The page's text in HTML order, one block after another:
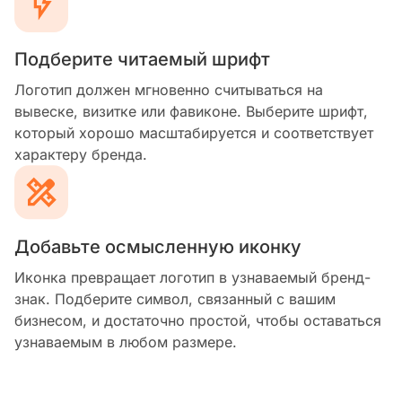
Подберите читаемый шрифт
Логотип должен мгновенно считываться на
вывеске, визитке или фавиконе. Выберите шрифт,
который хорошо масштабируется и соответствует
характеру бренда.
Добавьте осмысленную иконку
Иконка превращает логотип в узнаваемый бренд-
знак. Подберите символ, связанный с вашим
бизнесом, и достаточно простой, чтобы оставаться
узнаваемым в любом размере.